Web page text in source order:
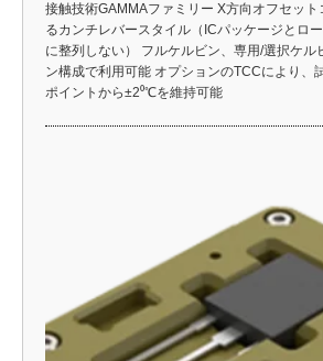
接触技術GAMMAファミリー X方向オフセット
るカンチレバースタイル（ICパッケージとロ
に整列しない） フルケルビン、専用/選択ケル
ン構成で利用可能 オプションのTCCにより、
ポイントから±2⁰℃を維持可能